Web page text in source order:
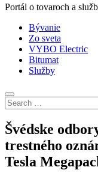
Portál o tovaroch a
Bývanie
Zo sveta
VYBO Electric
Bitumat
Služby
Search
for:
Švédske
trestného
Tesla